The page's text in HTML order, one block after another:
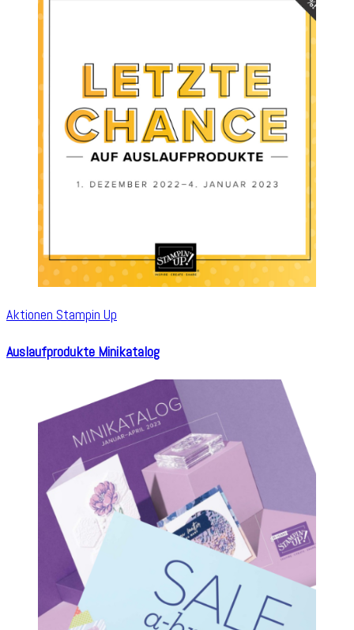
Aktionen Stampin Up
Auslaufprodukte Minikatalog